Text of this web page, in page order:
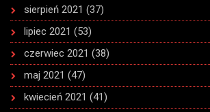
sierpień 2021 (37)
lipiec 2021 (53)
czerwiec 2021 (38)
maj 2021 (47)
kwiecień 2021 (41)